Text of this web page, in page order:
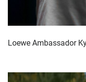
Loewe Ambassador